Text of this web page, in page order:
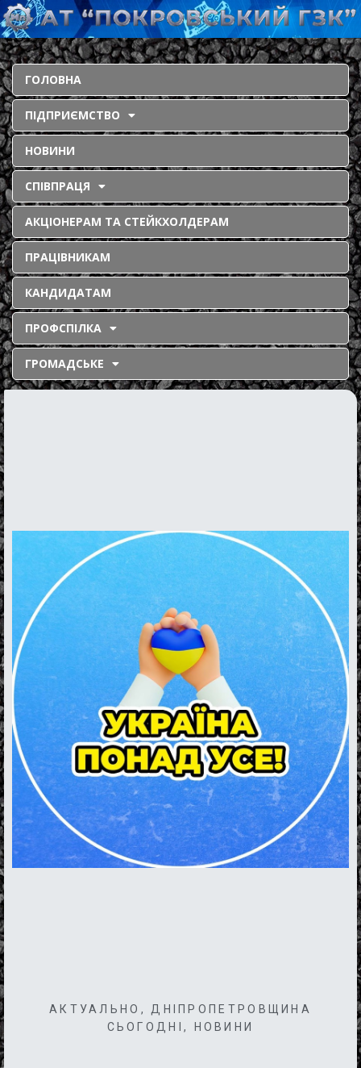
ГОЛОВНА
ПІДПРИЄМСТВО
НОВИНИ
СПІВПРАЦЯ
АКЦІОНЕРАМ ТА СТЕЙКХОЛДЕРАМ
ПРАЦІВНИКАМ
КАНДИДАТАМ
ПРОФСПІЛКА
ГРОМАДСЬКЕ
АКТУАЛЬНО , ДНІПРОПЕТРОВЩИНА
СЬОГОДНІ , НОВИНИ